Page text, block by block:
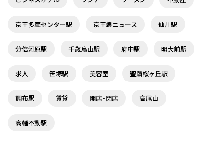
京王多摩センター駅 京王線ニュース 仙川駅
分倍河原駅 千歳烏山駅 府中駅 明大前駅
求人 笹塚駅 美容室 聖蹟桜ヶ丘駅
調布駅 賃貸 開店・閉店 高尾山
高幡不動駅